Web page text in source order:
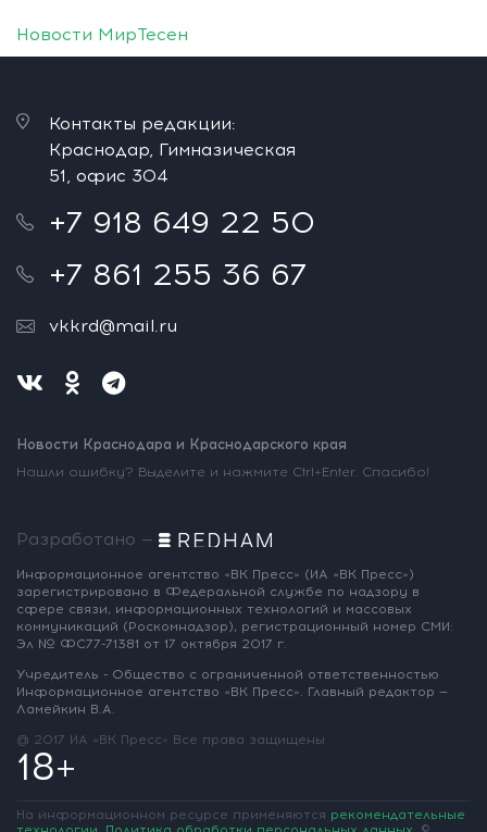
Новости МирТесен
Контакты редакции:
Краснодар, Гимназическая
51, офис 304
+7 918 649 22 50
+7 861 255 36 67
vkkrd@mail.ru
Новости Краснодара и Краснодарского края
Нашли ошибку? Выделите и нажмите Ctrl+Enter. Спасибо!
Разработано —
Информационное агентство «ВК Пресс» (ИА «ВК Пресс»)
зарегистрировано в Федеральной службе по надзору в
сфере связи, информационных технологий и массовых
коммуникаций (Роскомнадзор), регистрационный номер СМИ:
Эл № ФС77-71381 от 17 октября 2017 г.
Учредитель - Общество с ограниченной ответственностью
Информационное агентство «ВК Пресс». Главный редактор —
Ламейкин В.А.
@ 2017 ИА «ВК Пресс» Все права защищены
18+
На информационном ресурсе применяются рекомендательные